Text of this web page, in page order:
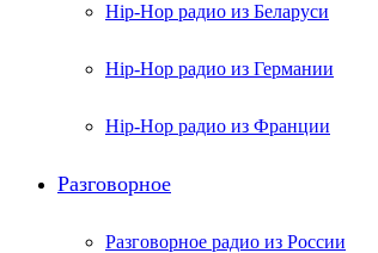
Hip-Hop радио из Беларуси
Hip-Hop радио из Германии
Hip-Hop радио из Франции
Разговорное
Разговорное радио из России